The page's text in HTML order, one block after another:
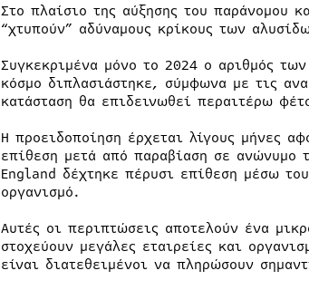
Στο πλαίσιο της αύξησης του παράνομου
“χτυπούν” αδύναμους κρίκους των
Συγκεκριμένα μόνο το 2024 ο αριθμός
κόσμο διπλασιάστηκε, σύμφωνα με τις
κατάσταση θα επιδεινωθεί περαιτέρω
Η προειδοποίηση έρχεται λίγους μήνες
επίθεση μετά από παραβίαση σε ανώνυμο
England δέχτηκε πέρυσι επίθεση μέσω
οργανισμό.
Αυτές οι περιπτώσεις αποτελούν ένα
στοχεύουν μεγάλες εταιρείες και
είναι διατεθειμένοι να πληρώσουν